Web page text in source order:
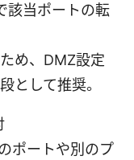
該当ポートの転
め、DMZ設定
として推奨。
ポートや別のプ